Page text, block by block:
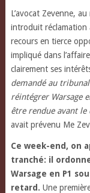
L’avocat Zevenne,
introduit réclamation
recours en tierce
impliqué dans
clairement ses
demandé au
réintégrer Warsage
être rendue avant
avait prévenu Me
Ce week-end, on
tranché: il
Warsage en P1
retard. Une